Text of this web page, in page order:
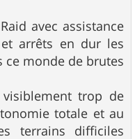
avec assistance
arrêts en dur les
ce monde de brutes
trop de
totale et au
terrains difficiles